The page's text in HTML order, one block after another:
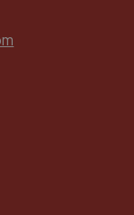
per abilitare il
con identity